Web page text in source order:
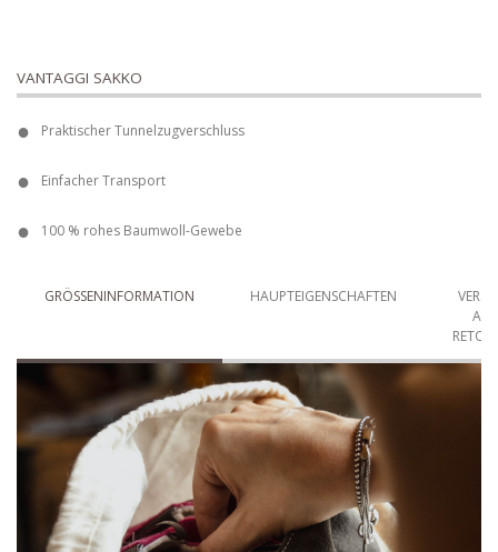
VANTAGGI SAKKO
Praktischer Tunnelzugverschluss
Einfacher Transport
100 % rohes Baumwoll-Gewebe
GRÖSSENINFORMATION HAUPTEIGENSCHAFTEN